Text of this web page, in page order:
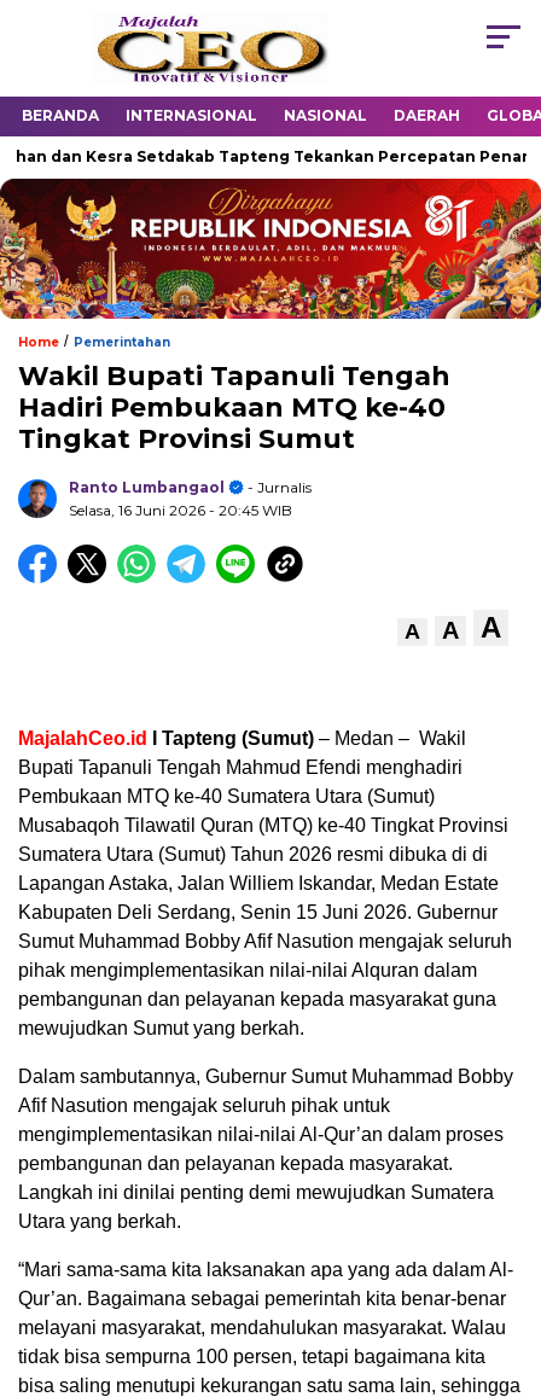
BERANDA INTERNASIONAL NASIONAL DAERAH
dan Kesra Setdakab Tapteng Tekankan Percepatan
Home / Pemerintahan
Wakil Bupati Tapanuli Tengah
Hadiri Pembukaan MTQ ke-40
Tingkat Provinsi Sumut
Ranto Lumbangaol
- Jurnalis
Selasa, 16 Juni 2026 - 20:45 WIB
A A A
MajalahCeo.id I Tapteng (Sumut) – Medan – Wakil
Bupati Tapanuli Tengah Mahmud Efendi menghadiri
Pembukaan MTQ ke-40 Sumatera Utara (Sumut)
Musabaqoh Tilawatil Quran (MTQ) ke-40 Tingkat Provinsi
Sumatera Utara (Sumut) Tahun 2026 resmi dibuka di di
Lapangan Astaka, Jalan Williem Iskandar, Medan Estate
Kabupaten Deli Serdang, Senin 15 Juni 2026. Gubernur
Sumut Muhammad Bobby Afif Nasution mengajak seluruh
pihak mengimplementasikan nilai-nilai Alquran dalam
pembangunan dan pelayanan kepada masyarakat guna
mewujudkan Sumut yang berkah.
Dalam sambutannya, Gubernur Sumut Muhammad Bobby
Afif Nasution mengajak seluruh pihak untuk
mengimplementasikan nilai-nilai Al-Qur’an dalam proses
pembangunan dan pelayanan kepada masyarakat.
Langkah ini dinilai penting demi mewujudkan Sumatera
Utara yang berkah.
“Mari sama-sama kita laksanakan apa yang ada dalam Al-
Qur’an. Bagaimana sebagai pemerintah kita benar-benar
melayani masyarakat, mendahulukan masyarakat. Walau
tidak bisa sempurna 100 persen, tetapi bagaimana kita
bisa saling menutupi kekurangan satu sama lain, sehingga